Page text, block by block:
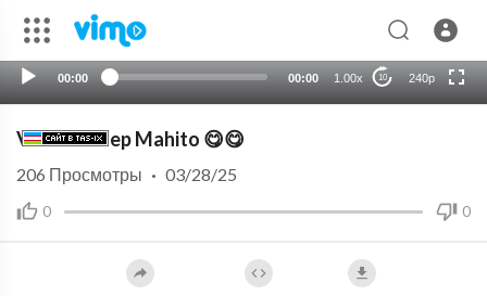
00:00 00:00 1.00x 10 240p
auto
Video retsep Mahito 😋😋
0 0
206 Просмотры · 03/28/25